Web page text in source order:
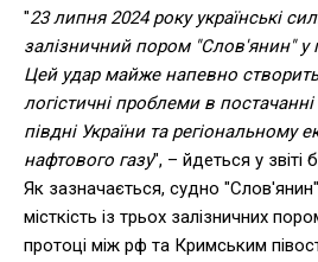
"23 липня 2024 року українські
залізничний пором "Слов'янин" у
Цей удар майже напевно
логістичні проблеми в
півдні України та регіональному
нафтового газу", – йдеться у звіті
Як зазначається, судно
місткість із трьох залізничних
протоці між рф та Кримським